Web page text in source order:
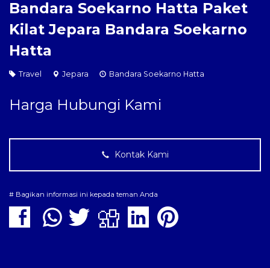
Bandara Soekarno Hatta Paket
Kilat Jepara Bandara Soekarno
Hatta
Travel Jepara Bandara Soekarno Hatta
Harga Hubungi Kami
Kontak Kami
# Bagikan informasi ini kepada teman Anda